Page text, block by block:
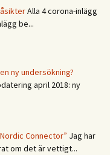
Alla 4 corona-inlägg
be...
ny undersökning?
april 2018: ny
Connector” Jag har
om det är vettigt...